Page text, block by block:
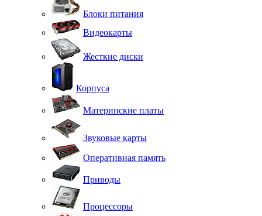
Блоки питания
Видеокарты
Жесткие диски
Корпуса
Материнские платы
Звуковые карты
Оперативная память
Приводы
Процессоры